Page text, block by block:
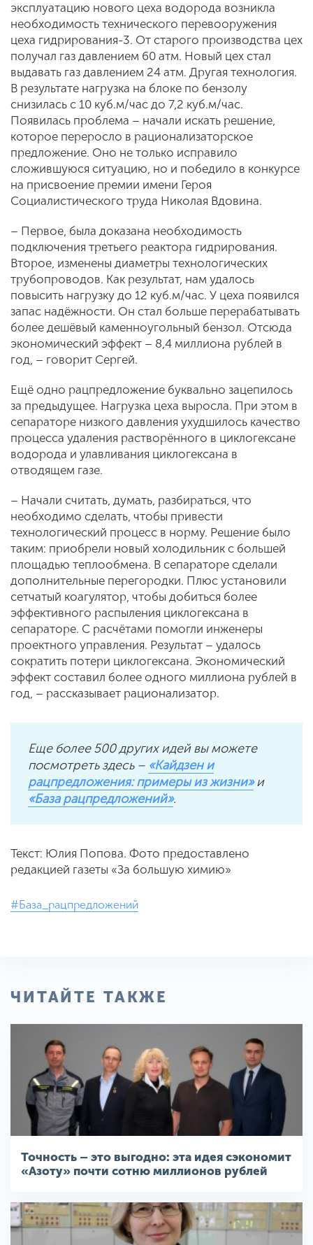
эксплуатацию нового цеха водорода возникла
необходимость технического перевооружения
цеха гидрирования-3. От старого производства цех
получал газ давлением 60 атм. Новый цех стал
выдавать газ давлением 24 атм. Другая технология.
В результате нагрузка на блоке по бензолу
снизилась с 10 куб.м/час до 7,2 куб.м/час.
Появилась проблема – начали искать решение,
которое переросло в рационализаторское
предложение. Оно не только исправило
сложившуюся ситуацию, но и победило в конкурсе
на присвоение премии имени Героя
Социалистического труда Николая Вдовина.
– Первое, была доказана необходимость
подключения третьего реактора гидрирования.
Второе, изменены диаметры технологических
трубопроводов. Как результат, нам удалось
повысить нагрузку до 12 куб.м/час. У цеха появился
запас надёжности. Он стал больше перерабатывать
более дешёвый каменноугольный бензол. Отсюда
экономический эффект – 8,4 миллиона рублей в
год, – говорит Сергей.
Ещё одно рацпредложение буквально зацепилось
за предыдущее. Нагрузка цеха выросла. При этом в
сепараторе низкого давления ухудшилось качество
процесса удаления растворённого в циклогексане
водорода и улавливания циклогексана в
отводящем газе.
– Начали считать, думать, разбираться, что
необходимо сделать, чтобы привести
технологический процесс в норму. Решение было
таким: приобрели новый холодильник с большей
площадью теплообмена. В сепараторе сделали
дополнительные перегородки. Плюс установили
сетчатый коагулятор, чтобы добиться более
эффективного распыления циклогексана в
сепараторе. С расчётами помогли инженеры
проектного управления. Результат – удалось
сократить потери циклогексана. Экономический
эффект составил более одного миллиона рублей в
год, – рассказывает рационализатор.
Еще более 500 других идей вы можете
посмотреть здесь – «Кайдзен и
рацпредложения: примеры из жизни»и
«База рацпредложений».
Текст: Юлия Попова. Фото предоставлено
редакцией газеты «За большую химию»
#База_рацпредложений
ЧИТАЙТЕ ТАКЖЕ
Точность – это выгодно: эта идея сэкономит
«Азоту» почти сотню миллионов рублей